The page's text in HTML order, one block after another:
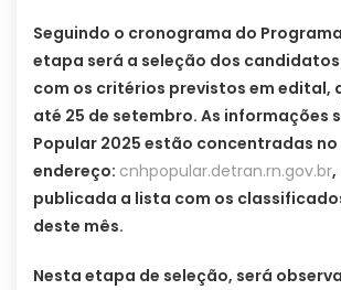
Seguindo o cronograma do
etapa será a seleção dos
com os critérios previstos em edital,
até 25 de setembro. As informações
Popular 2025 estão concentradas no
endereço: cnhpopular.detran.rn.gov.br,
publicada a lista com os
deste mês.
Nesta etapa de seleção, será